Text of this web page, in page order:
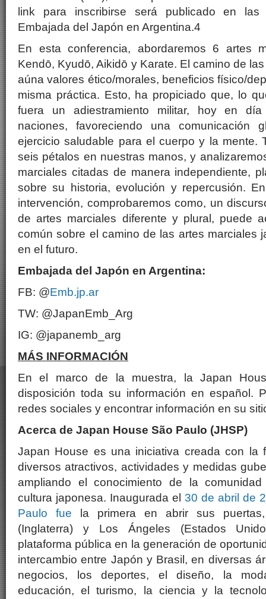
link para inscribirse será publicado en
Embajada del Japón en Argentina.4
En esta conferencia, abordaremos 6 artes
Kendō, Kyudō, Aikidō y Karate. El camino de
aúna valores ético/morales, beneficios físico/
misma práctica. Esto, ha propiciado que, lo
fuera un adiestramiento militar, hoy en
naciones, favoreciendo una
ejercicio saludable para el cuerpo y la mente.
seis pétalos en nuestras manos, y
marciales citadas de manera independiente,
sobre su historia, evolución y repercusión.
intervención, comprobaremos como, un
de artes marciales diferente y plural, puede
común sobre el camino de las artes marciales
en el futuro.
Embajada del Japón en Argentina:
FB: @Emb.jp.ar
TW: @JapanEmb_Arg
IG: @japanemb_arg
MÁS INFORMACIÓN
En el marco de la muestra, la Japan
disposición toda su información en español.
redes sociales y encontrar información en su
Acerca de Japan House São Paulo (JHSP)
Japan House es una iniciativa creada con la
diversos atractivos, actividades y medidas
ampliando el conocimiento de la
cultura japonesa. Inaugurada el 30 de abril de
Paulo fue la primera en abrir sus
(Inglaterra) y Los Ángeles (Estados
plataforma pública en la generación de
intercambio entre Japón y Brasil, en diversas
negocios, los deportes, el diseño, la
educación, el turismo, la ciencia y la